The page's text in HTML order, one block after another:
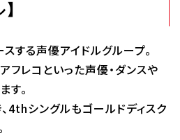
プサイト 企業情報
する声優アイドルグループ。
フレコといった声優・ダンスや
す。
4thシングルもゴールドディスク